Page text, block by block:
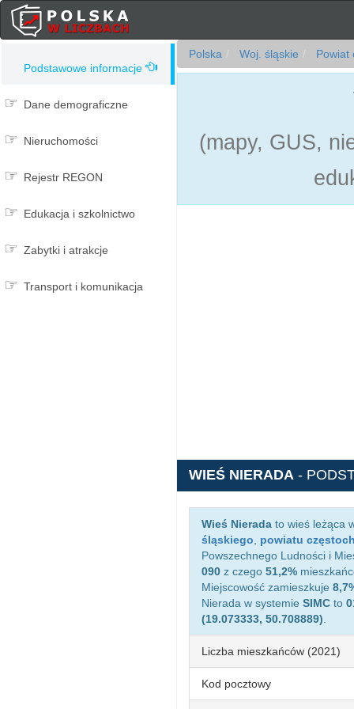
Podstawowe informacje
Dane demograficzne
Nieruchomości
Rejestr REGON
Edukacja i szkolnictwo
Zabytki i atrakcje
Transport i komunikacja
Polska Woj. śląskie Powiat
(mapy, GUS,
WIEŚ NIERADA -
Wieś Nierada to wieś leżąca
śląskiego
powiatu
Powszechnego Ludności i
090 z czego 51,2%
Miejscowość zamieszkuje
Nierada w systemie SIMC to
(19.073333, 50.708889)
Liczba mieszkańców (2021)
Kod pocztowy